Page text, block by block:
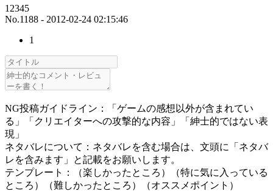
12345
No.1188 - 2012-02-24 02:15:46
1
NG投稿ガイドライン：「ゲームの感想以外が含まれてい
る」「クリエイターへの攻撃的な内容」「紳士的ではない表
現」
ネタバレについて：ネタバレを含む場合は、文頭に「ネタバ
レを含みます」と記載をお願いします。
テンプレート：（楽しかったところ）（特に気に入っている
ところ）（難しかったところ）（オススメポイント）